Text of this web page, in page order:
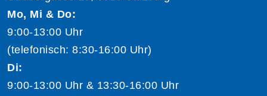
Mo, Mi & Do:
9:00-13:00 Uhr
(telefonisch: 8:30-16:00 Uhr)
Di:
9:00-13:00 Uhr & 13:30-16:00 Uhr